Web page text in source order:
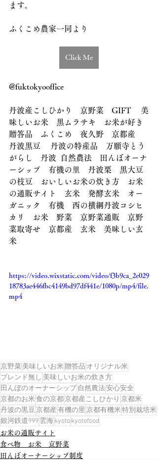
ます。
ふくこめ農家一同より
Click Me
@fuktokyooffice
丹波産こしひかり　京野菜　GIFT 　美
味しいお米　黒ムラサキ　お米が好き
贈答品　ふくこめ　夜久野　京都産
丹波黒豆 　丹波の特産品　万願寺とう
がらし　丹波  自然農法　田んぼオーナ
ーシップ　有機の里　丹波栗　黒大豆
の枝豆　おいしいお米の炊き方　お米
の通販サイト　玄米　発酵玄米　オー
ガニック　有機　西の横綱丹波コシヒ
カリ　お米　野菜　京野菜通販　京野
菜取寄せ　京都産　玄米　美味しい玄
米
https://video.wixstatic.com/video/f3b9ca_2e029
18783ae446fbc4149bd97df441e/1080p/mp4/file.
mp4
京野菜 美味しいお米贈答品 オリジナル米
ブレンド無し 美味しいお米の炊き方
田んぼのオーナーシップ 自然農法安心安全
京都のお米食の京都京都産こしひかり 京都米
丹波の黒豆京都産有機の里京都有機米特別栽培米
銀河鉄道999雲海kyotokyotofood
お米の通販サイト
食べ物 お米 京野菜
田んぼオーナーシップ制度